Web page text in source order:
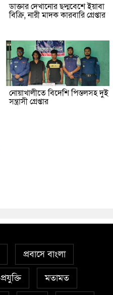
ডাক্তার দেখানোর ছদ্মবেশে ইয়াবা
বিক্রি, নারী মাদক কারবারি গ্রেপ্তার
নোয়াখালীতে বিদেশি পিস্তলসহ দুই
সন্ত্রাসী গ্রেপ্তার
প্রবাসে বাংলা
প্রযুক্তি মতামত